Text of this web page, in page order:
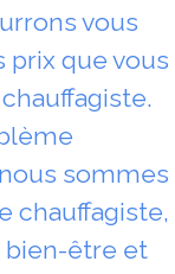
vous
prix que vous
sommes
chauffagiste,
bien-être et